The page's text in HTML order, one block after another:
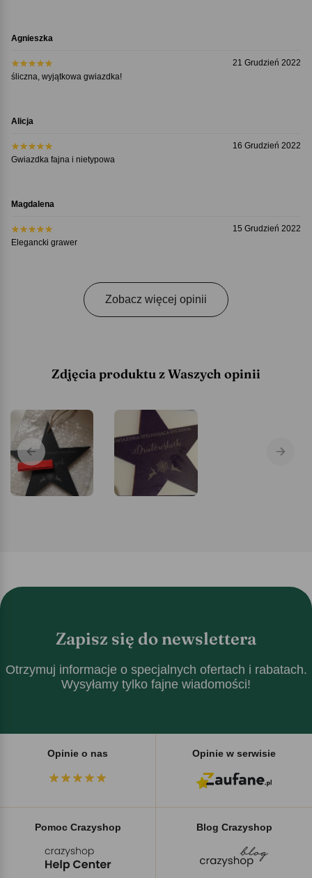
Agnieszka
21 Grudzień 2022
śliczna, wyjątkowa gwiazdka!
Alicja
16 Grudzień 2022
Gwiazdka fajna i nietypowa
Magdalena
15 Grudzień 2022
Elegancki grawer
Zobacz więcej opinii
Zdjęcia produktu z Waszych opinii
Zapisz się do newslettera
Otrzymuj informacje o specjalnych ofertach i rabatach.
Wysyłamy tylko fajne wiadomości!
Opinie o nas Opinie w serwisie
Pomoc Crazyshop Blog Crazyshop